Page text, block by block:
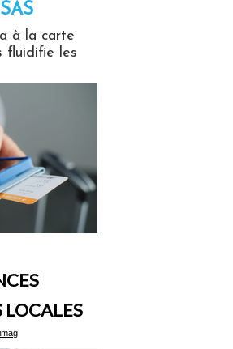
à la carte
fluidifie les
LOCALES